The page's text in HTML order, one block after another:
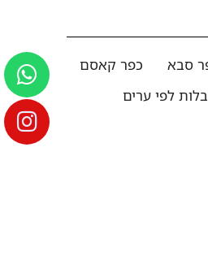
סבא
כפר קאסם
לפי ערים